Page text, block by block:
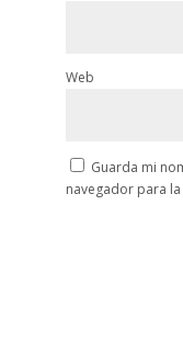
Web
Guarda mi
navegador para